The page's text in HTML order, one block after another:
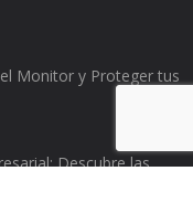
Monitor y Proteger tus
Descubre las